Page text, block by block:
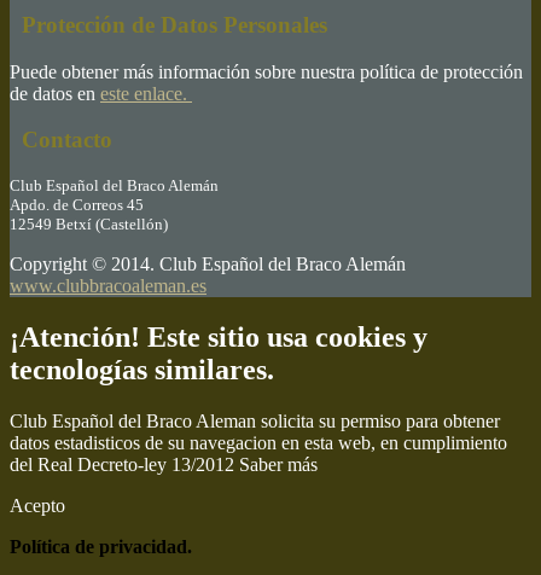
Protección de Datos Personales
Puede obtener más información sobre nuestra política de protección
de datos en este enlace.
Contacto
Club Español del Braco Alemán
Apdo. de Correos 45
12549 Betxí (Castellón)
Copyright © 2014. Club Español del Braco Alemán
www.clubbracoaleman.es
¡Atención! Este sitio usa cookies y
tecnologías similares.
Club Español del Braco Aleman solicita su permiso para obtener
datos estadisticos de su navegacion en esta web, en cumplimiento
del Real Decreto-ley 13/2012 Saber más
Acepto
Política de privacidad.